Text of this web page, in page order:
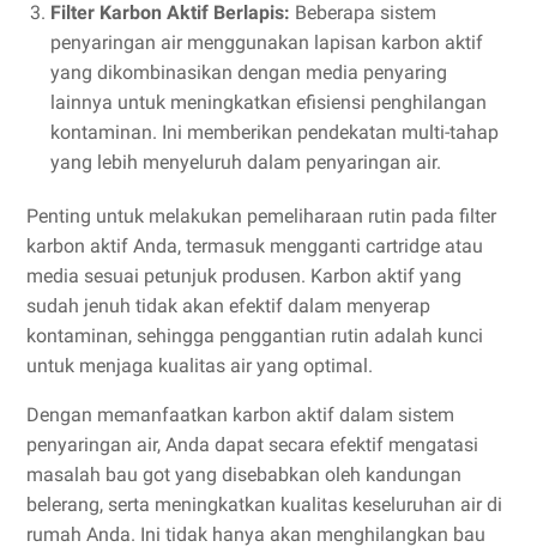
Filter Karbon Aktif Berlapis: Beberapa sistem
penyaringan air menggunakan lapisan karbon aktif
yang dikombinasikan dengan media penyaring
lainnya untuk meningkatkan efisiensi penghilangan
kontaminan. Ini memberikan pendekatan multi-tahap
yang lebih menyeluruh dalam penyaringan air.
Penting untuk melakukan pemeliharaan rutin pada filter
karbon aktif Anda, termasuk mengganti cartridge atau
media sesuai petunjuk produsen. Karbon aktif yang
sudah jenuh tidak akan efektif dalam menyerap
kontaminan, sehingga penggantian rutin adalah kunci
untuk menjaga kualitas air yang optimal.
Dengan memanfaatkan karbon aktif dalam sistem
penyaringan air, Anda dapat secara efektif mengatasi
masalah bau got yang disebabkan oleh kandungan
belerang, serta meningkatkan kualitas keseluruhan air di
rumah Anda. Ini tidak hanya akan menghilangkan bau